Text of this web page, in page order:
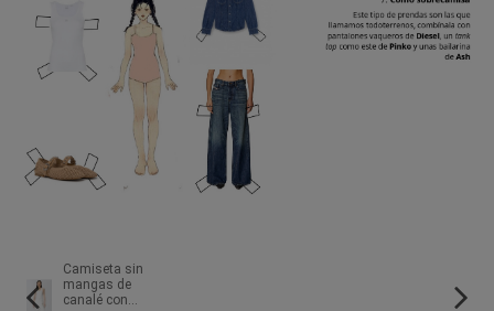
Camiseta sin
mangas de
canalé con...